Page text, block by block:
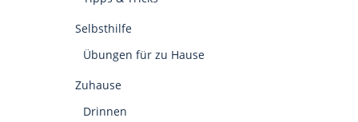
Selbsthilfe
Übungen für zu Hause
Zuhause
Drinnen